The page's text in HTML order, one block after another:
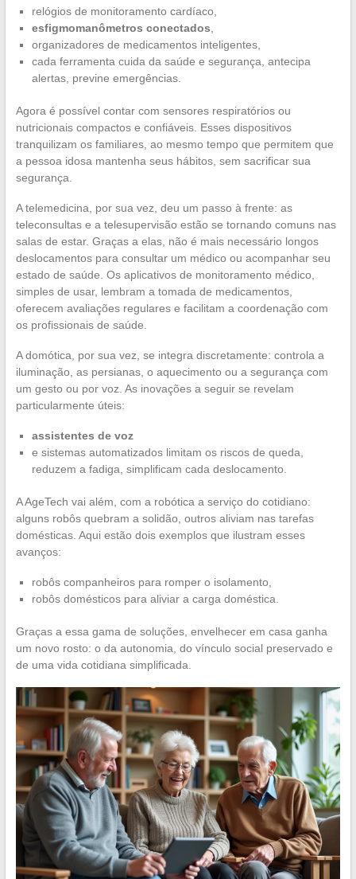
relógios de monitoramento cardíaco,
esfigmomanômetros conectados
organizadores de medicamentos inteligentes,
cada ferramenta cuida da saúde e segurança, antecipa
alertas, previne emergências.
Agora é possível contar com sensores respiratórios ou
nutricionais compactos e confiáveis. Esses dispositivos
tranquilizam os familiares, ao mesmo tempo que permitem que
a pessoa idosa mantenha seus hábitos, sem sacrificar sua
segurança.
A telemedicina, por sua vez, deu um passo à frente: as
teleconsultas e a telesupervisão estão se tornando comuns nas
salas de estar. Graças a elas, não é mais necessário longos
deslocamentos para consultar um médico ou acompanhar seu
estado de saúde. Os aplicativos de monitoramento médico,
simples de usar, lembram a tomada de medicamentos,
oferecem avaliações regulares e facilitam a coordenação com
os profissionais de saúde.
A domótica, por sua vez, se integra discretamente: controla a
iluminação, as persianas, o aquecimento ou a segurança com
um gesto ou por voz. As inovações a seguir se revelam
particularmente úteis:
assistentes de voz
e sistemas automatizados limitam os riscos de queda,
reduzem a fadiga, simplificam cada deslocamento.
A AgeTech vai além, com a robótica a serviço do cotidiano:
alguns robôs quebram a solidão, outros aliviam nas tarefas
domésticas. Aqui estão dois exemplos que ilustram esses
avanços:
robôs companheiros para romper o isolamento,
robôs domésticos para aliviar a carga doméstica.
Graças a essa gama de soluções, envelhecer em casa ganha
um novo rosto: o da autonomia, do vínculo social preservado e
de uma vida cotidiana simplificada.